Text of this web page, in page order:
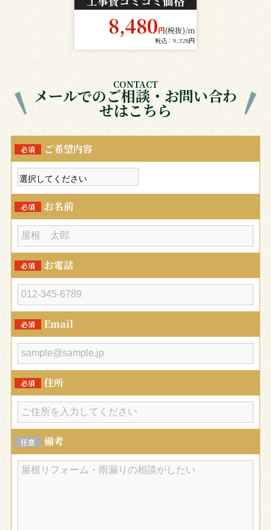
8,480円(税抜)/m
税込：9,328円
メールでのご相談・お問い合わ
せはこちら
CONTACT
必須 ご希望内容
必須 お名前
必須 お電話
必須 Email
必須 住所
任意 備考